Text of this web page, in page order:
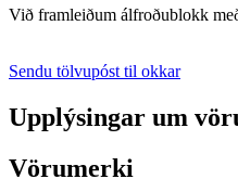
Við framleiðum álfroðublokk
Sendu tölvupóst til okkar
Upplýsingar um
Vörumerki